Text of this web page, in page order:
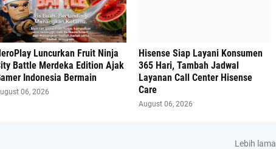
Luncurkan Fruit Ninja
Battle Merdeka Edition Ajak
Indonesia Bermain
06, 2026
Hisense Siap Layani Konsumen
365 Hari, Tambah Jadwal
Layanan Call Center Hisense
Care
August 06, 2026
Lebih lama